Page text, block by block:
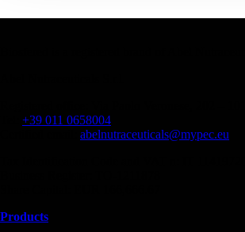
+39 011 0658004
abelnutraceuticals@mypec.eu
Products